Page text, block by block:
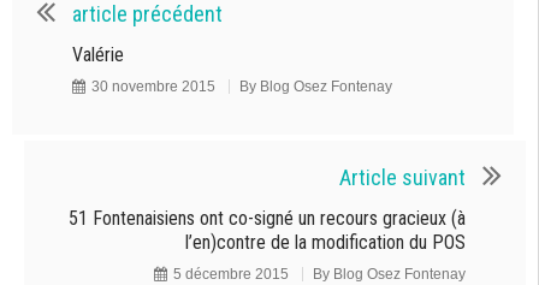
article précédent
Valérie
30 novembre 2015 By Blog Osez Fontenay
Article suivant
51 Fontenaisiens ont co-signé un recours gracieux (à
l’en)contre de la modification du POS
5 décembre 2015 By Blog Osez Fontenay